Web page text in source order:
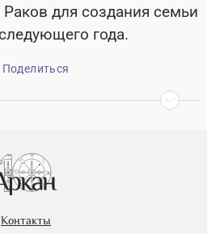
для создания семьи
года.
Поделиться
Контакты